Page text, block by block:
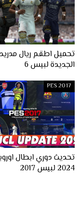
الجديدة لبيس 6
PES 2017
تحديث دوري ابطال
2024 لبيس 2017